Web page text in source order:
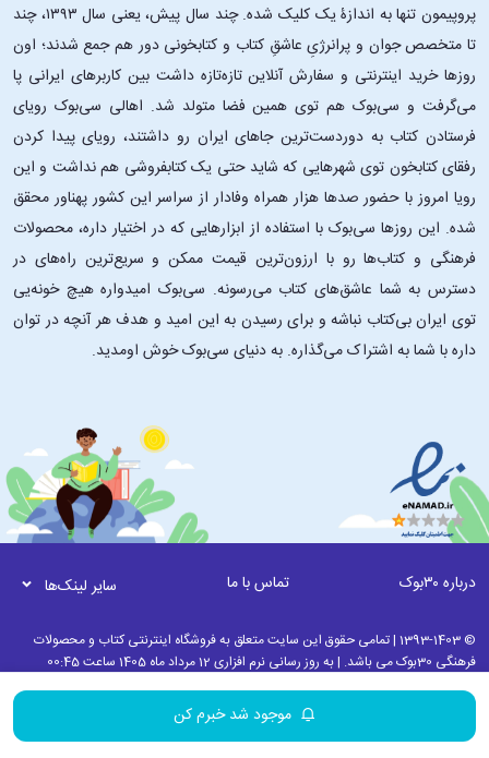
موجود شد خبرم کن
پروپیمون تنها به اندازۀ یک کلیک شده. چند سال پیش، یعنی سال ۱۳۹۳، چند
تا متخصص جوان و پرانرژیِ عاشقِ کتاب و کتابخونی دور هم جمع شدند؛ اون‌
روزها خرید اینترنتی و سفارش آنلاین تازه‌تازه داشت بین کاربرهای ایرانی پا
می‌گرفت و سی‌بوک هم توی همین فضا متولد شد. اهالی سی‌بوک رویای
فرستادن کتاب به دوردست‌ترین جاهای ایران رو داشتند، رویای پیدا کردن
رفقای کتابخون توی شهرهایی که شاید حتی یک کتابفروشی هم نداشت و این
رویا امروز با حضور صدها هزار همراه وفادار از سراسر این کشور پهناور محقق
شده. این ‌روزها سی‌بوک با استفاده از ابزارهایی که در اختیار داره، محصولات
فرهنگی و کتاب‌ها رو با ارزون‌ترین قیمت ممکن و سریع‌ترین راه‌های در
دسترس به شما عاشق‌های کتاب می‌رسونه. سی‌بوک امیدواره هیچ خونه‌یی
توی ایران بی‌کتاب نباشه و برای رسیدن به این امید و هدف هر آنچه در توان
داره با شما به اشتراک می‌گذاره. به دنیای سی‌بوک خوش اومدید.
درباره ۳۰بوک تماس با ما سایر لینک‌ها
© 1393-1403 | تمامی حقوق این سایت متعلق به فروشگاه اینترنتی کتاب و محصولات
فرهنگی 30بوک می باشد. | به روز رسانی نرم افزاری 12 مرداد ماه 1405 ساعت 00:45